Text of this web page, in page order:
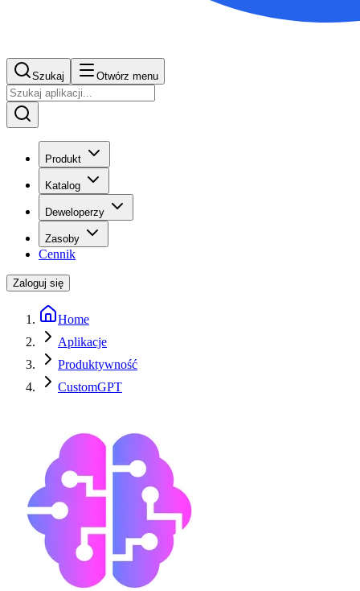
Szukaj Otwórz menu
Produkt
Katalog
Deweloperzy
Zasoby
Cennik
Zaloguj się
Home
Aplikacje
Produktywność
CustomGPT